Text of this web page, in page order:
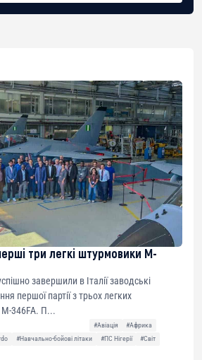
три легкі штурмовики M-
завершили в Італії заводські
першої партії з трьох легких
346FA. П...
#Авіація
#Африка
#Навчально-бойові літаки #ПС Нігерії
#Світ